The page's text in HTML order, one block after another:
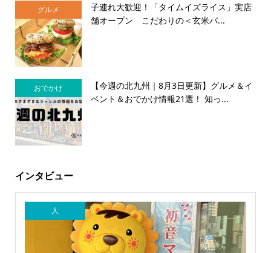
グルメ
子連れ大歓迎！「タイムイズライス」実店
舗オープン こだわりの＜玄米バ...
おでかけ
【今週の北九州｜8月3日更新】グルメ＆イ
ベント＆おでかけ情報21選！ 知っ...
インタビュー
人